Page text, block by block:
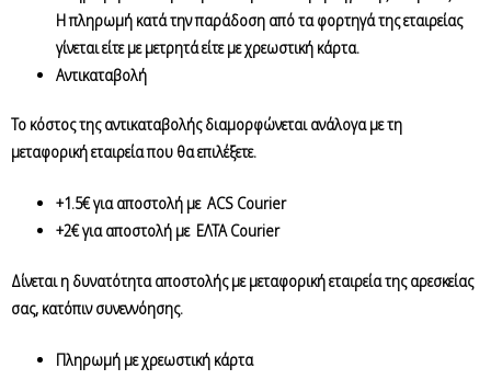
Η πληρωμή κατά την παράδοση από τα φορτηγά της εταιρείας
γίνεται είτε με μετρητά είτε με χρεωστική κάρτα.
Αντικαταβολή
Το κόστος της αντικαταβολής διαμορφώνεται ανάλογα με τη
μεταφορική εταιρεία που θα επιλέξετε.
+1.5€για αποστολή με ACS Courier
+2€ για αποστολή με ΕΛΤΑ Courier
Δίνεται η δυνατότητα αποστολής με μεταφορική εταιρεία της αρεσκείας
σας, κατόπιν συνεννόησης.
Πληρωμή με χρεωστική κάρτα